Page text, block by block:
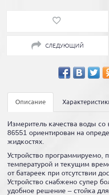
СЛЕДУЮЩИЙ
Описание
Измеритель качества воды
86551 ориентирован на
жидкостях.
Устройство программируемо,
температурой и текущим
от батареек при отсутствии
Устройство снабжено супер
удобное решение – стойка